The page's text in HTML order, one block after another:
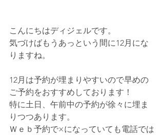
こんにちはディジェルです。
気づけばもうあっという間に12月にな
りますね。
12月は予約が埋まりやすいので早めの
ご予約をおすすめしております！
特に土日、午前中の予約が徐々に埋ま
りつつあります。
Ｗｅｂ予約で×になっていても電話では